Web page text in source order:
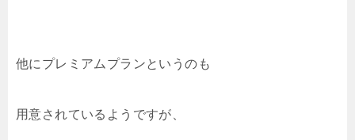
他にプレミアムプランというのも
用意されているようですが、